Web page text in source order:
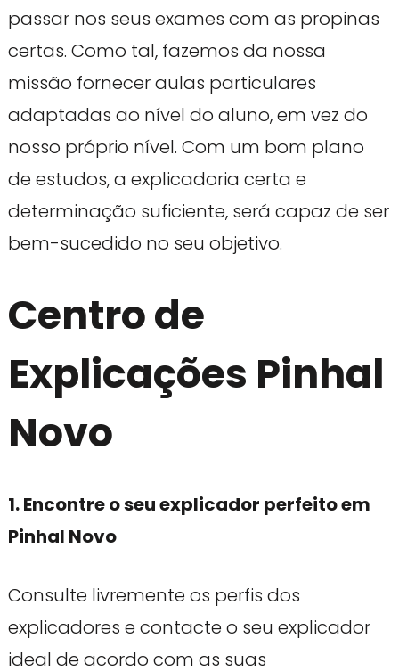
passar nos seus exames com as propinas
certas. Como tal, fazemos da nossa
missão fornecer aulas particulares
adaptadas ao nível do aluno, em vez do
nosso próprio nível. Com um bom plano
de estudos, a explicadoria certa e
determinação suficiente, será capaz de ser
bem-sucedido no seu objetivo.
Centro de
Explicações Pinhal
Novo
1. Encontre o seu explicador perfeito em
Pinhal Novo
Consulte livremente os perfis dos
explicadores e contacte o seu explicador
ideal de acordo com as suas